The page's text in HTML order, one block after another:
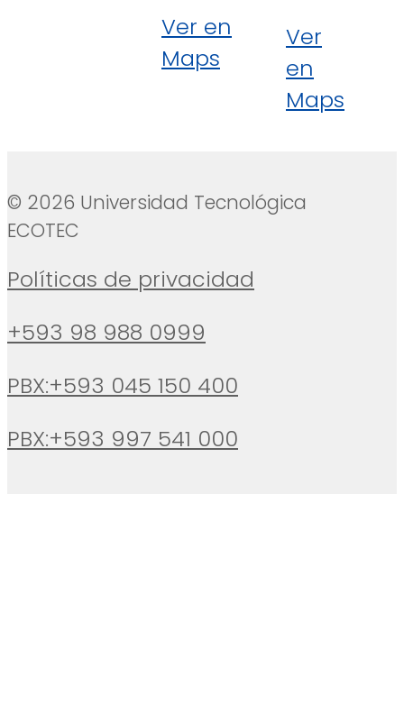
Ver en
Maps
Ver
en
Maps
© 2026 Universidad Tecnológica
ECOTEC
Políticas de privacidad
+593 98 988 0999
PBX:+593 045 150 400
PBX:+593 997 541 000